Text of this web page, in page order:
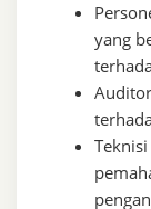
yang